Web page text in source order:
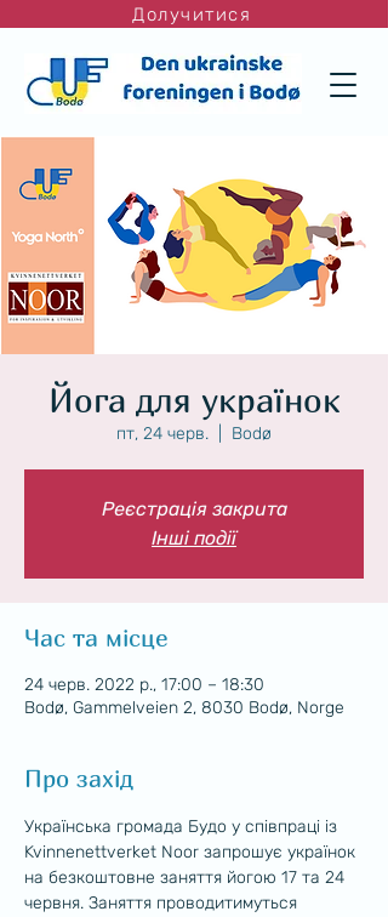
Долучитися
Йога для українок
пт, 24 черв. Bodø
Реєстрація закрита
Інші події
Час та місце
24 черв. 2022 р., 17:00 – 18:30
Bodø, Gammelveien 2, 8030 Bodø, Norge
Про захід
Українська громада Будо у співпраці із
Kvinnenettverket Noor запрошує українок
на безкоштовне заняття йогою 17 та 24
червня. Заняття проводитимуться